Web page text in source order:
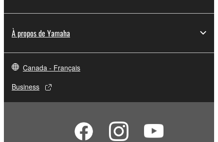
À propos de Yamaha
Canada - Français
Business